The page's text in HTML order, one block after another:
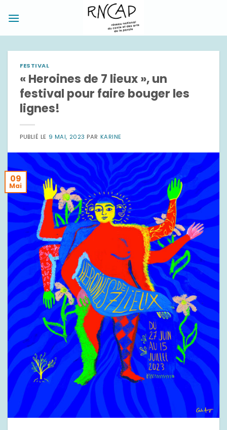
au
FESTIVAL
« Heroines de 7 lieux », un
festival pour faire bouger les
lignes!
PUBLIÉ LE 9 MAI, 2023 PAR KARINE
09
Mai